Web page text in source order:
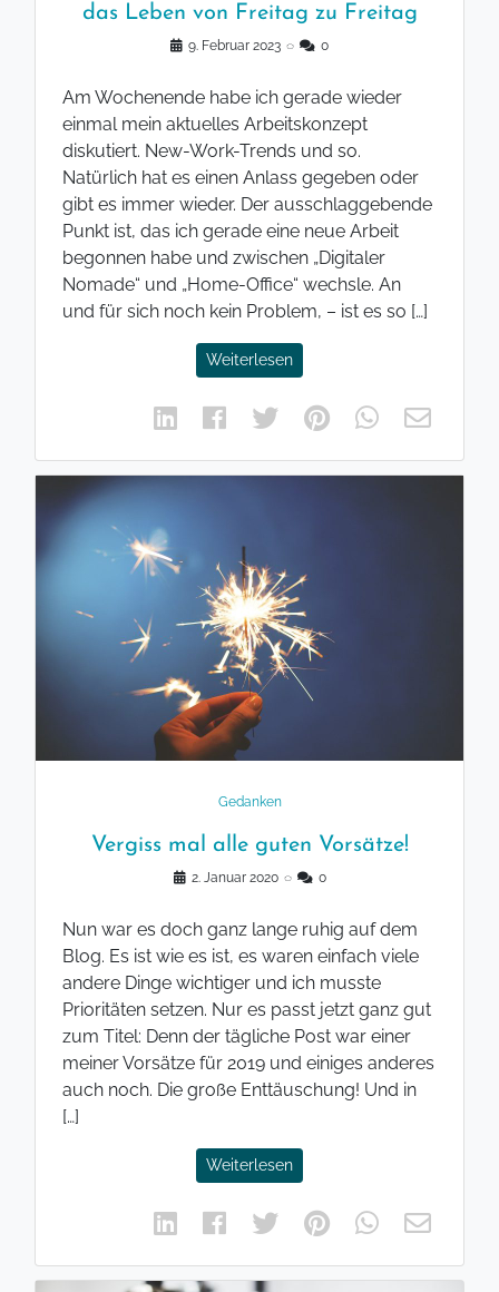
das Leben von Freitag zu Freitag
9. Februar 2023 ◌ 0
Am Wochenende habe ich gerade wieder
einmal mein aktuelles Arbeitskonzept
diskutiert. New-Work-Trends und so.
Natürlich hat es einen Anlass gegeben oder
gibt es immer wieder. Der ausschlaggebende
Punkt ist, das ich gerade eine neue Arbeit
begonnen habe und zwischen „Digitaler
Nomade“ und „Home-Office“ wechsle. An
und für sich noch kein Problem, – ist es so […]
Weiterlesen
Gedanken
Vergiss mal alle guten Vorsätze!
2. Januar 2020 ◌ 0
Nun war es doch ganz lange ruhig auf dem
Blog. Es ist wie es ist, es waren einfach viele
andere Dinge wichtiger und ich musste
Prioritäten setzen. Nur es passt jetzt ganz gut
zum Titel: Denn der tägliche Post war einer
meiner Vorsätze für 2019 und einiges anderes
auch noch. Die große Enttäuschung! Und in
[…]
Weiterlesen